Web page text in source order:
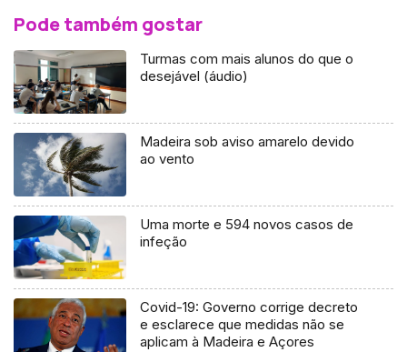
Pode também gostar
Turmas com mais alunos do que o
desejável (áudio)
Madeira sob aviso amarelo devido
ao vento
Uma morte e 594 novos casos de
infeção
Covid-19: Governo corrige decreto
e esclarece que medidas não se
aplicam à Madeira e Açores